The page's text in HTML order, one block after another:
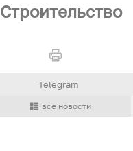
Строительство